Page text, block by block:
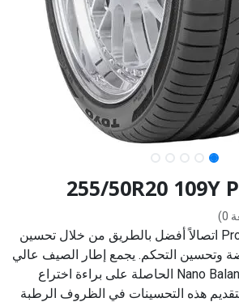
255/50R20 109Y
يوفر إطار Proxes Sport اتصالاً أفضل بالطريق من خلال تحسين
وتحسين التحكم. يجمع إطار الصيف عالي
الأداء هذا بين تقنية Nano Balance الحاصلة على براءة اختراع
هذه التحسينات في الظروف الرطبة